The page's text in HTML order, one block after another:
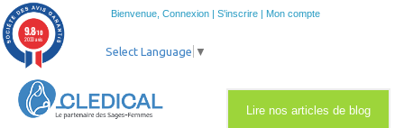
Bienvenue, Connexion | S'inscrire | Mon compte
Lire nos articles de blog
Select Language ▼
9.8/10
2033 avis